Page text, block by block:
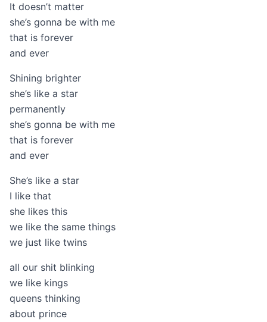
It doesn’t matter
she’s gonna be with me
that is forever
and ever
Shining brighter
she’s like a star
permanently
she’s gonna be with me
that is forever
and ever
She’s like a star
I like that
she likes this
we like the same things
we just like twins
all our shit blinking
we like kings
queens thinking
about prince